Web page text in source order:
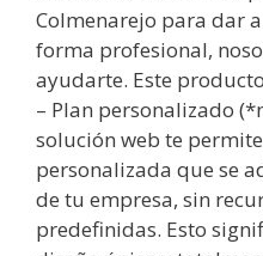
Colmenarejo para dar
forma profesional,
ayudarte. Este
– Plan personalizado
solución web te
personalizada que se
de tu empresa, sin
predefinidas. Esto